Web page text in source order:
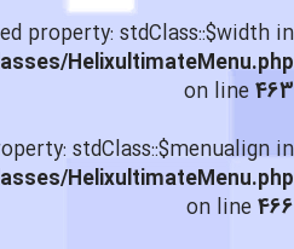
property: stdClass::$width in
HelixultimateMenu.php
on line463
stdClass::$menualign in
HelixultimateMenu.php
on line466